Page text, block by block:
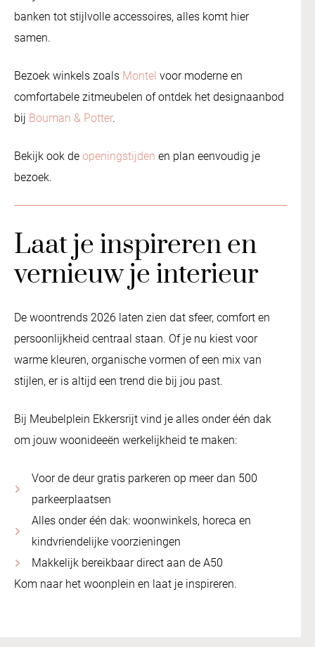
banken tot stijlvolle accessoires, alles komt hier
samen.
Bezoek winkels zoals Montel voor moderne en
comfortabele zitmeubelen of ontdek het designaanbod
bij Bouman & Potter.
Bekijk ook de openingstijden en plan eenvoudig je
bezoek.
Laat je inspireren en
vernieuw je interieur
De woontrends 2026 laten zien dat sfeer, comfort en
persoonlijkheid centraal staan. Of je nu kiest voor
warme kleuren, organische vormen of een mix van
stijlen, er is altijd een trend die bij jou past.
Bij Meubelplein Ekkersrijt vind je alles onder één dak
om jouw woonideeën werkelijkheid te maken:
Voor de deur gratis parkeren op meer dan 500
parkeerplaatsen
Alles onder één dak: woonwinkels, horeca en
kindvriendelijke voorzieningen
Makkelijk bereikbaar direct aan de A50
Kom naar het woonplein en laat je inspireren.